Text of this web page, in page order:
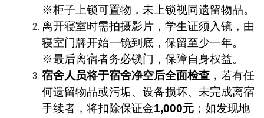
※柜子上锁可置物，未上锁视同遗留物品。
离开寝室时需拍摄影片，学生证须入镜，由
寝室门牌开始一镜到底，保留至少一年。
※最后离宿者务必锁门，保障自身权益。
宿舍人员将于宿舍净空后全面检查 ，若有任
何遗留物品或污垢、设备损坏、未完成离宿
手续者，将扣除保证金1,000元 ；如发现地